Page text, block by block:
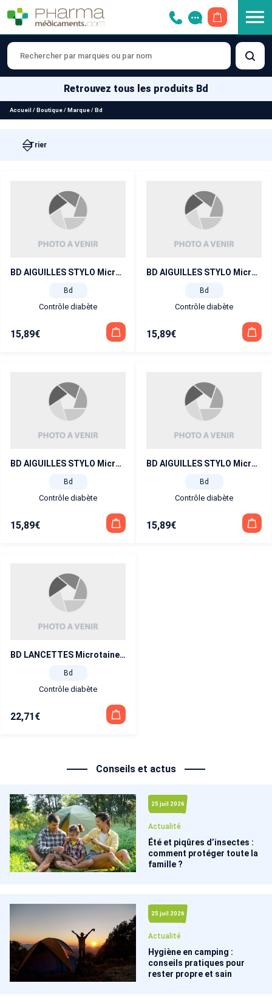
Retrouvez tous les produits Bd
Accueil / Boutique/ Marque/ Bd
BD AIGUILLES STYLO Micro-Fine + 12,7 mm x100
Bd
Contrôle diabète
15,89€
BD AIGUILLES STYLO Micro-Fine Ultra 4 mm x100
Bd
Contrôle diabète
15,89€
BD AIGUILLES STYLO Micro-Fine Ultra 5 mm x100
Bd
Contrôle diabète
15,89€
BD AIGUILLES STYLO Micro-Fine Ultra 8 mm x100
Bd
Contrôle diabète
15,89€
BD LANCETTES Microtainer Contact x200
Bd
Contrôle diabète
22,71€
Conseils et actus
25 juil 2026
Actualité
Été et piqûres d’insectes :
comment protéger toute la
famille ?
25 juil 2026
Actualité
Hygiène en camping :
conseils pratiques pour
rester propre et sain